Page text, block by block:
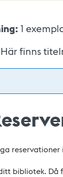
1
Här finns
reservationer
bibliotek.